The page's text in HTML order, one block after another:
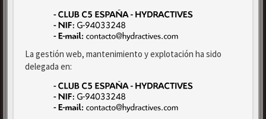
La gestión web, mantenimiento y explotación ha sido
delegada en: